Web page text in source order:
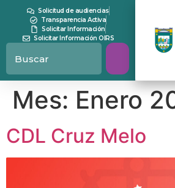
contenidoSolicitud de audiencias
Transparencia Activa
Solicitar Información
Solicitar Información OIRS
Mes: Enero
CDL Cruz Melo